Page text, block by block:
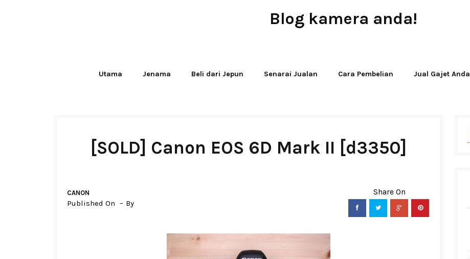
Blog kamera anda!
Utama Jenama Beli dari Jepun Senarai Jualan Cara Pembelian Jual Gajet Anda
[SOLD] Canon EOS 6D Mark II [d3350]
CANON
Published On By